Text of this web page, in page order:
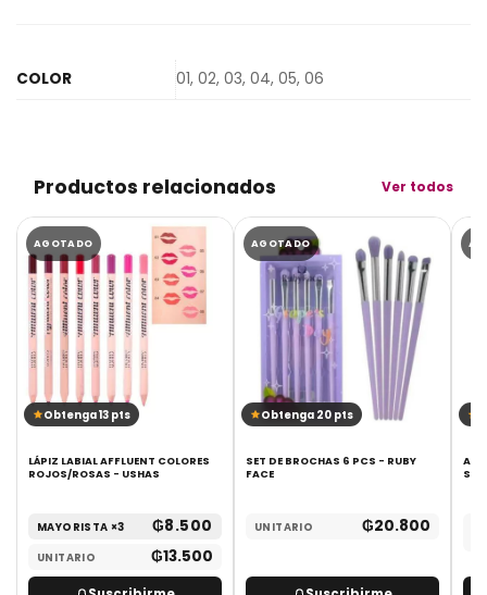
COLOR 01, 02, 03, 04, 05, 06
Productos relacionados Ver todos
AGOTADO
Obtenga 13 pts
LÁPIZ LABIAL AFFLUENT COLORES
ROJOS/ROSAS - USHAS
MAYORISTA ×3 ₲8.500
UNITARIO ₲13.500
AGOTADO
Obtenga 20 pts
SET DE BROCHAS 6 PCS - RUBY
FACE
UNITARIO ₲20.800